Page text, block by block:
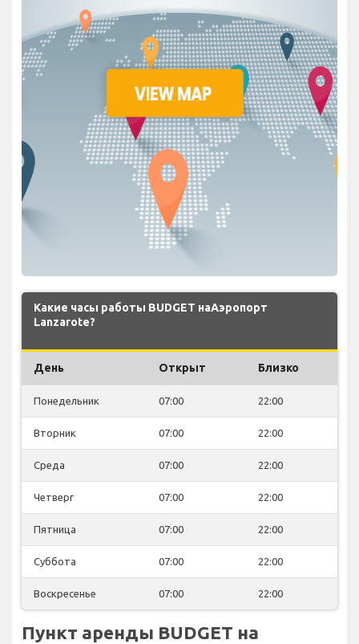
Какие часы работы BUDGET наАэропорт
Lanzarote?
День Открыт Близко
Понедельник 07:00 22:00
Вторник 07:00 22:00
Среда 07:00 22:00
Четверг 07:00 22:00
Пятница 07:00 22:00
Суббота 07:00 22:00
Воскресенье 07:00 22:00
Пункт аренды BUDGET на